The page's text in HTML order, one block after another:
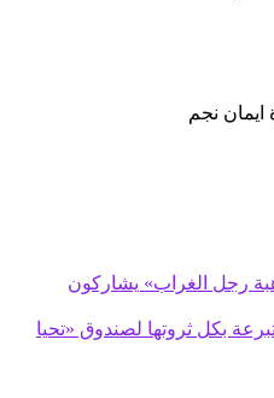
رجل الغراب» يشاركون
بكل ثروتها لصندوق «تحيا